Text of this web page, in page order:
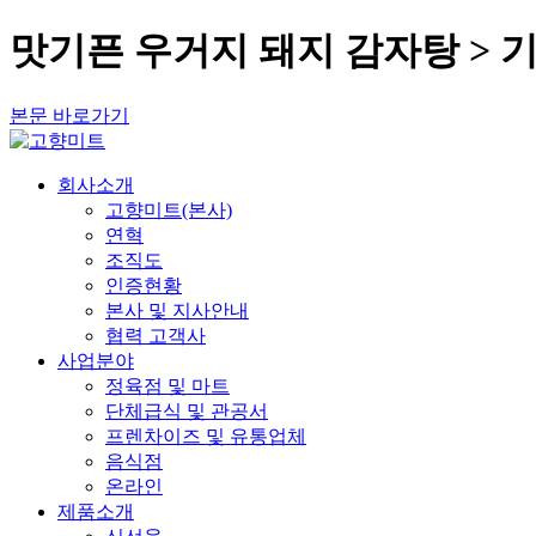
맛기픈 우거지 돼지 감자탕 >
본문 바로가기
회사소개
고향미트(본사)
연혁
조직도
인증현황
본사 및 지사안내
협력 고객사
사업분야
정육점 및 마트
단체급식 및 관공서
프렌차이즈 및 유통업체
음식점
온라인
제품소개